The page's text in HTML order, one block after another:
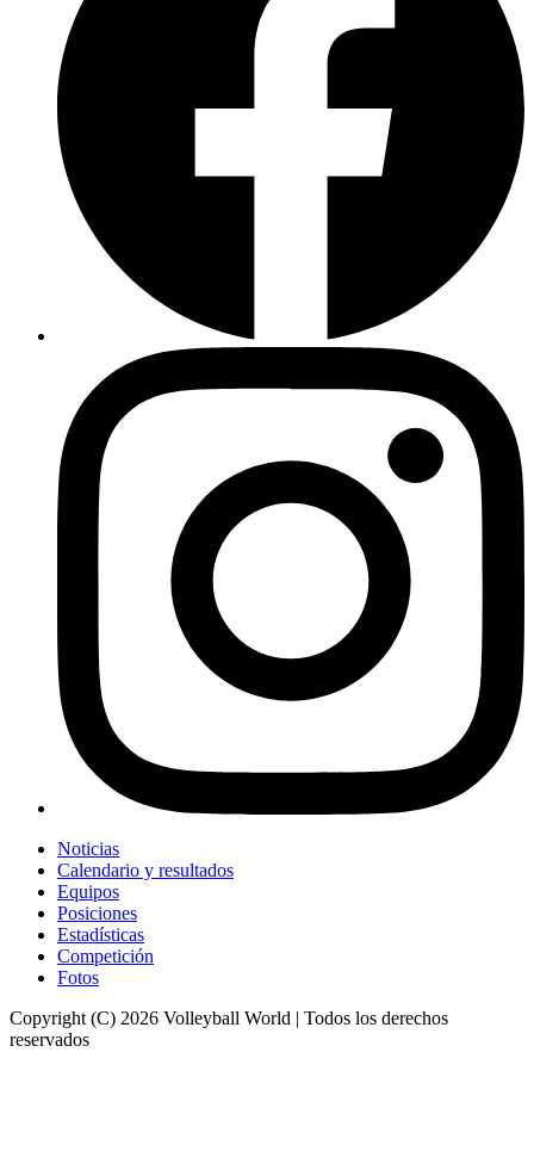
Noticias
Calendario y resultados
Equipos
Posiciones
Estadísticas
Competición
Fotos
Copyright (C) 2026 Volleyball World | Todos los derechos
reservados